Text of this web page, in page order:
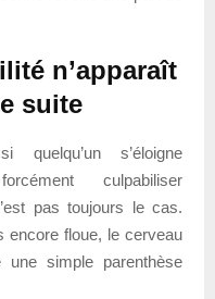
n’apparaît
suite
s’éloigne
culpabiliser
pas toujours le cas.
encore floue, le cerveau
une simple parenthèse